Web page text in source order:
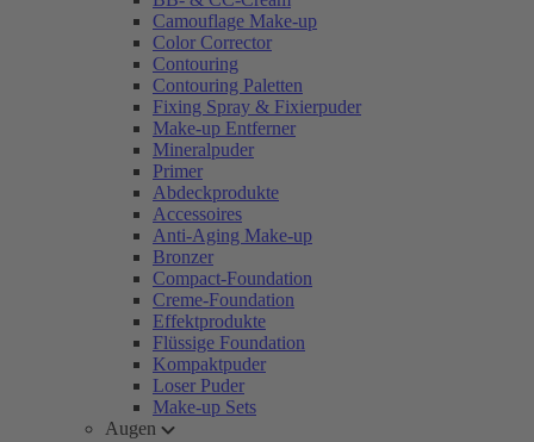
Camouflage Make-up
Color Corrector
Contouring
Contouring Paletten
Fixing Spray & Fixierpuder
Make-up Entferner
Mineralpuder
Primer
Abdeckprodukte
Accessoires
Anti-Aging Make-up
Bronzer
Compact-Foundation
Creme-Foundation
Effektprodukte
Flüssige Foundation
Kompaktpuder
Loser Puder
Make-up Sets
Augen